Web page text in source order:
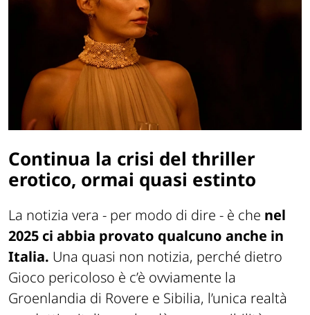
Continua la crisi del thriller
erotico, ormai quasi estinto
La notizia vera - per modo di dire - è che nel
2025 ci abbia provato qualcuno anche in
Italia. Una quasi non notizia, perché dietro
Gioco pericoloso è c’è ovviamente la
Groenlandia di Rovere e Sibilia, l’unica realtà